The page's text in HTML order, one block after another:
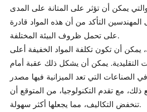
يمكن أن تؤثر على المتانة على المدى
التأكد من أن هذه المواد قادرة
على تحمل ظروف البيئة المختلفة.
يمكن أن تكون تكلفة المواد الخفيفة أعلى
التقليدية. يمكن أن يشكل ذلك عقبة أمام
في الصناعات التي تعد الميزانية فيها مصدر
مع تقدم التكنولوجيا، من المتوقع أن
تنخفض التكاليف، مما يجعلها أكثر سهولة.